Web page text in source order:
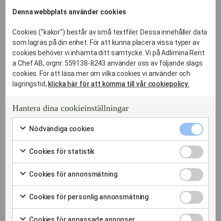
Olovslund
Smedslätten
Stora Mossen
Södra Ängby
Nockeby
Nockebyhov
Åkeshov
Ålsten
Ängbyplan
Äppelviken
Brommabågen, Bromma
Kyrkväg,
Lunkentusvägen,
Mossens
Skogsväg, Mossens
Myrmarksvägen, Nockeby
Backe, Nockeby
Kyrkväg,
Gransångavägen,
Gubbkärrsvägen, Gustav
Illerstigen, Klockarstigen,
Orrspelsvägen,
Rökstensvägen,
Denna webbplats använder cookies
Cookies ("kakor") består av små textfiler. Dessa innehåller data
som lagras på din enhet. För att kunna placera vissa typer av
cookies behöver vi inhämta ditt samtycke. Vi på Adlimina Rent
a Chef AB, orgnr. 559138-8243 använder oss av följande slags
cookies. För att läsa mer om vilka cookies vi använder och
lagringstid, klicka här för att komma till vår cookiepolicy.
Hantera dina cookieinställningar
Nödvändiga cookies
att
samtycka
till
av
Nödvändiga
cookies
kryssruta
Cookies för statistik
att
samtycka
till
av
Cookies
Cookies
för
statistik
kryssruta
Cookies för annonsmätning
att
samtycka
till
Cookies
för
kryssruta
Cookies för personlig annonsmätning
Cookies
för
personlig
Cookies för anpassade annonser
Cookies